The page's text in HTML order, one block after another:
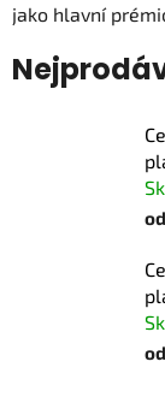
jako hlavní
od
od